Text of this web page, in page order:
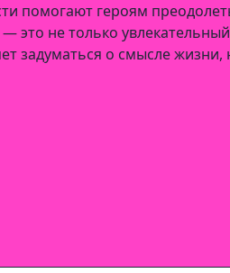
помогают героям
это не только
задуматься о смысле